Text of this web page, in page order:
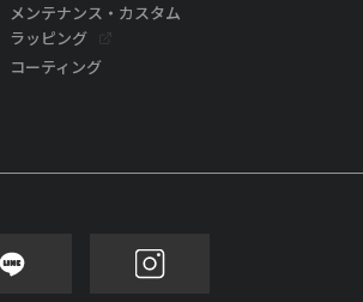
メンテナンス・カスタム
ラッピング
コーティング